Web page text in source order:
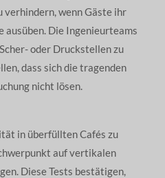
verhindern, wenn Gäste ihr
Die Ingenieurteams
oder Druckstellen zu
dass sich die tragenden
nicht lösen.
in überfüllten Cafés zu
auf vertikalen
Diese Tests bestätigen,